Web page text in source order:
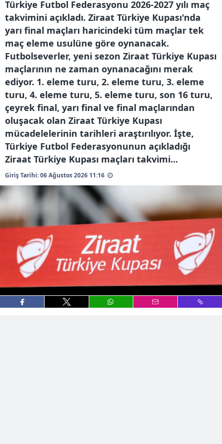
6698 sayılı Kişisel Verilerin Korunması Kanunu uyarınca
hazırlanmış Aydınlatma Metnimizi okumak ve sitemizde
ilgili mevzuata uygun olarak kullanılan çerezlerle ilgili bilgi
almak için lütfentıklayınız.
Türkiye Futbol Federasyonu 2026-2027 yılı maç
takvimini açıkladı. Ziraat Türkiye Kupası'nda
yarı final maçları haricindeki tüm maçlar tek
maç eleme usulüne göre oynanacak.
Futbolseverler, yeni sezon Ziraat Türkiye Kupası
maçlarının ne zaman oynanacağını merak
ediyor. 1. eleme turu, 2. eleme turu, 3. eleme
turu, 4. eleme turu, 5. eleme turu, son 16 turu,
çeyrek final, yarı final ve final maçlarından
oluşacak olan Ziraat Türkiye Kupası
mücadelelerinin tarihleri araştırılıyor. İşte,
Türkiye Futbol Federasyonunun açıkladığı
Ziraat Türkiye Kupası maçları takvimi...
Giriş Tarihi: 06 Ağustos 2026 11:16